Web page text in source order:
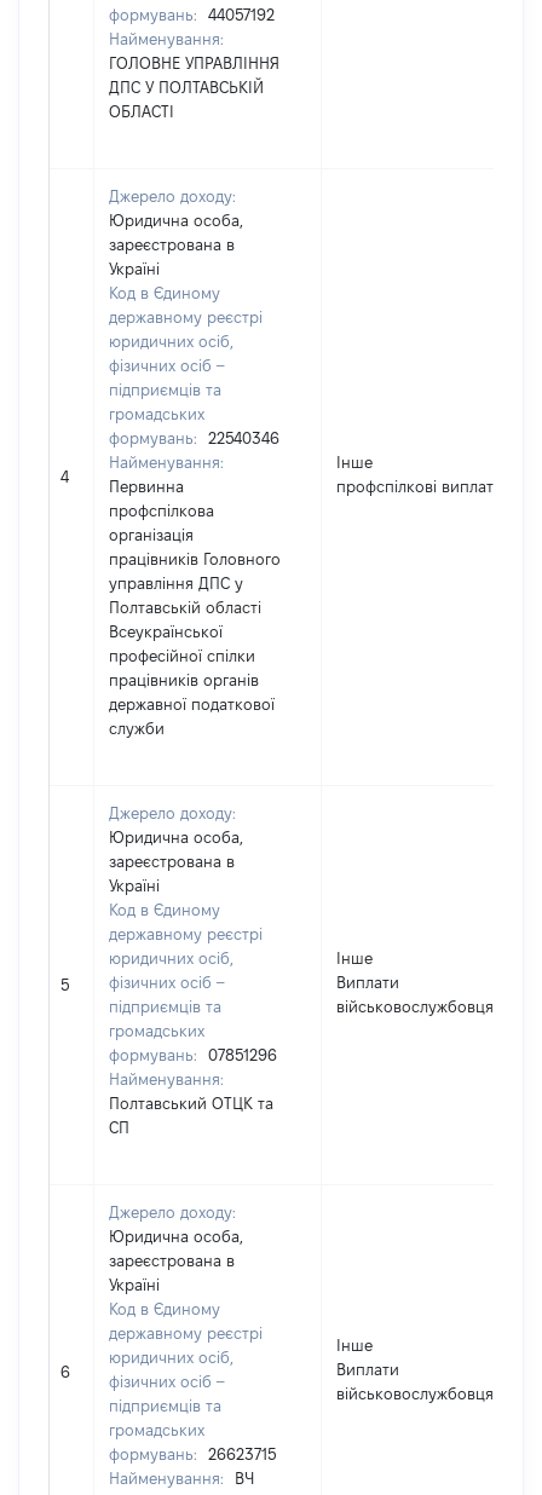
формувань:
44057192
Найменування:
ГОЛОВНЕ УПРАВЛІННЯ
ДПС У ПОЛТАВСЬКІЙ
ОБЛАСТІ
4
Джерело доходу:
Юридична особа,
зареєстрована в
Україні
Код в Єдиному
державному реєстрі
юридичних осіб,
фізичних осіб –
підприємців та
громадських
формувань:
22540346
Найменування:
Первинна
профспілкова
організація
працівників Головного
управління ДПС у
Полтавській області
Всеукраїнської
професійної спілки
працівників органів
державної податкової
служби
Інше
профспілкові виплати
5
Джерело доходу:
Юридична особа,
зареєстрована в
Україні
Код в Єдиному
державному реєстрі
юридичних осіб,
фізичних осіб –
підприємців та
громадських
формувань:
07851296
Найменування:
Полтавський ОТЦК та
СП
Інше
Виплати
військовослужбовцям
6
Джерело доходу:
Юридична особа,
зареєстрована в
Україні
Код в Єдиному
державному реєстрі
юридичних осіб,
фізичних осіб –
підприємців та
громадських
формувань:
26623715
Найменування:
ВЧ
Інше
Виплати
військовослужбовцям